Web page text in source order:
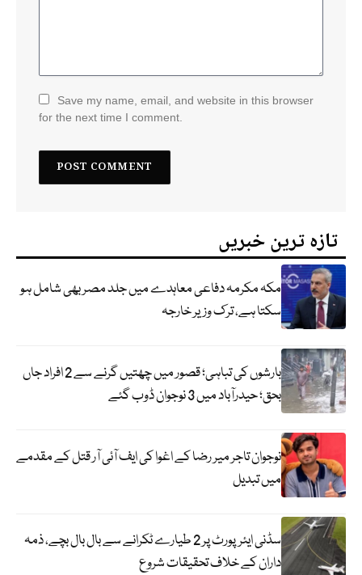
Save my name, email, and website in this browser
for the next time I comment.
تازہ ترین خبریں
مکہ مکرمہ دفاعی معاہدے میں جلد مصر بھی شامل ہو
سکتا ہے، ترک وزیر خارجہ
بارشوں کی تباہی؛ قصور میں چھتیں گرنے سے 2 افراد جاں
بحق؛ حیدرآباد میں 3 نوجوان ڈوب گئے
نوجوان تاجر میر رضا کے اغوا کی ایف آئی آر قتل کے مقدمے
میں تبدیل
سڈنی ایئرپورٹ پر 2 طیارے ٹکرانے سے بال بال بچے، ذمہ
داران کے خلاف تحقیقات شروع